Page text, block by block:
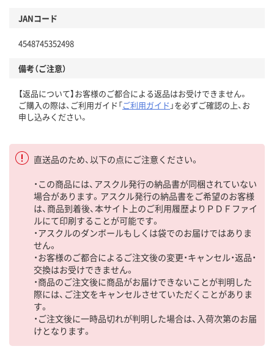
JANコード
4548745352498
備考（ご注意）
【返品について】お客様のご都合による返品はお受けできません。
ご購入の際は、ご利用ガイド「ご利用ガイド 」を必ずご確認の上、お
申し込みください。
直送品のため、以下の点にご注意ください。
・この商品には、アスクル発行の納品書が同梱されていない
場合があります。アスクル発行の納品書をご希望のお客様
は、商品到着後、本サイト上のご利用履歴よりＰＤＦファイ
ルにて印刷することが可能です。
・アスクルのダンボールもしくは袋でのお届けではありま
せん。
・お客様のご都合によるご注文後の変更・キャンセル・返品・
交換はお受けできません。
・商品のご注文後に商品がお届けできないことが判明した
際には、ご注文をキャンセルさせていただくことがありま
す。
・ご注文後に一時品切れが判明した場合は、入荷次第のお届
けとなります。